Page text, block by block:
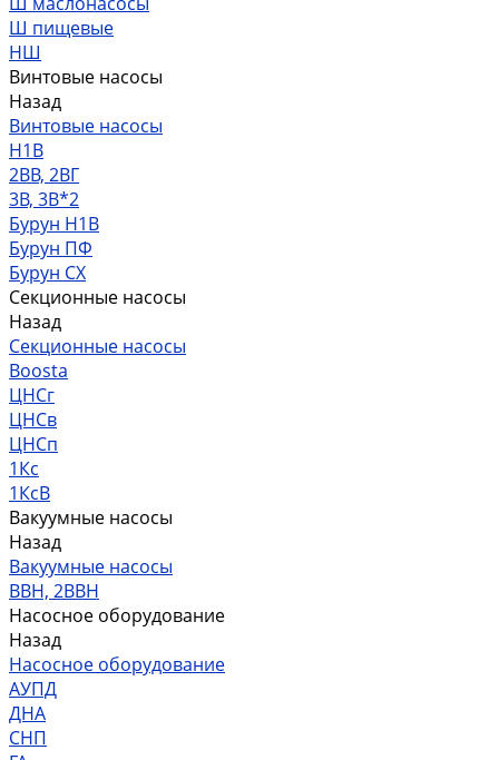
Ш пищевые
НШ
Винтовые насосы
Назад
Винтовые насосы
Н1В
2ВВ, 2ВГ
3В, 3В*2
Бурун Н1В
Бурун ПФ
Бурун СХ
Секционные насосы
Назад
Секционные насосы
Boosta
ЦНСг
ЦНСв
ЦНСп
1Кс
1КсВ
Вакуумные насосы
Назад
Вакуумные насосы
ВВН, 2ВВН
Насосное оборудование
Назад
Насосное оборудование
АУПД
ДНА
СНП